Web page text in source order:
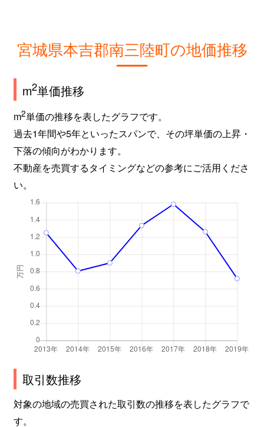
宮城県本吉郡南三陸町の地価推移
m2単価推移
m2単価の推移を表したグラフです。
過去1年間や5年といったスパンで、その坪単価の上昇・
下落の傾向がわかります。
不動産を売買するタイミングなどの参考にご活用くださ
い。
取引数推移
対象の地域の売買された取引数の推移を表したグラフで
す。